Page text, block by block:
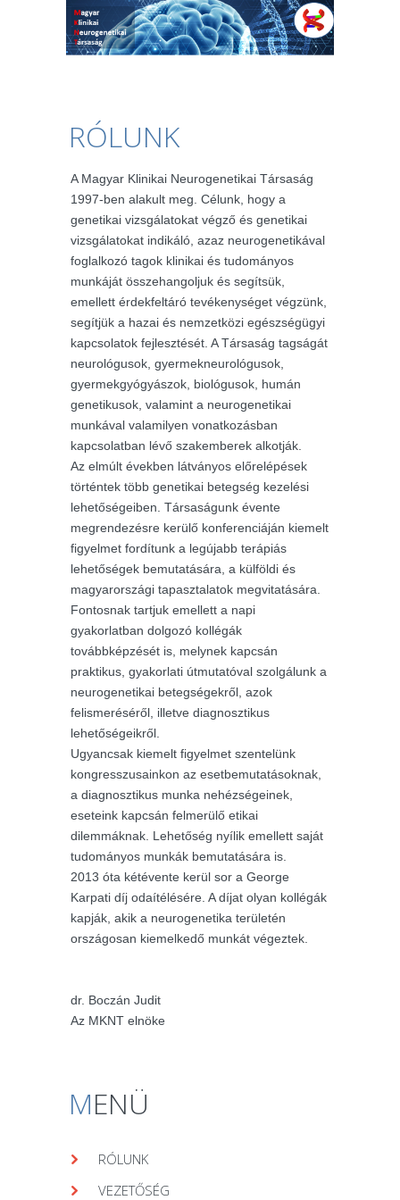
RÓLUNK
A Magyar Klinikai Neurogenetikai Társaság
1997-ben alakult meg. Célunk, hogy a
genetikai vizsgálatokat végző és genetikai
vizsgálatokat indikáló, azaz neurogenetikával
foglalkozó tagok klinikai és tudományos
munkáját összehangoljuk és segítsük,
emellett érdekfeltáró tevékenységet végzünk,
segítjük a hazai és nemzetközi egészségügyi
kapcsolatok fejlesztését. A Társaság tagságát
neurológusok, gyermekneurológusok,
gyermekgyógyászok, biológusok, humán
genetikusok, valamint a neurogenetikai
munkával valamilyen vonatkozásban
kapcsolatban lévő szakemberek alkotják.
Az elmúlt években látványos előrelépések
történtek több genetikai betegség kezelési
lehetőségeiben. Társaságunk évente
megrendezésre kerülő konferenciáján kiemelt
figyelmet fordítunk a legújabb terápiás
lehetőségek bemutatására, a külföldi és
magyarországi tapasztalatok megvitatására.
Fontosnak tartjuk emellett a napi
gyakorlatban dolgozó kollégák
továbbképzését is, melynek kapcsán
praktikus, gyakorlati útmutatóval szolgálunk a
neurogenetikai betegségekről, azok
felismeréséről, illetve diagnosztikus
lehetőségeikről.
Ugyancsak kiemelt figyelmet szentelünk
kongresszusainkon az esetbemutatásoknak,
a diagnosztikus munka nehézségeinek,
eseteink kapcsán felmerülő etikai
dilemmáknak. Lehetőség nyílik emellett saját
tudományos munkák bemutatására is.
2013 óta kétévente kerül sor a George
Karpati díj odaítélésére. A díjat olyan kollégák
kapják, akik a neurogenetika területén
országosan kiemelkedő munkát végeztek.
dr. Boczán Judit
Az MKNT elnöke
MENÜ
RÓLUNK
VEZETŐSÉG